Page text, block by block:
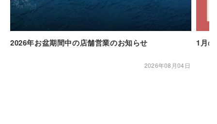
2026年お盆期間中の店舗営業のお知らせ
2026年08月04日
1月